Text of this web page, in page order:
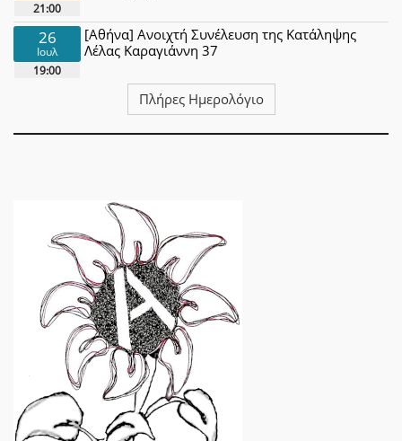
21:00
26
Ιουλ
19:00
[Αθήνα] Ανοιχτή Συνέλευση της Κατάληψης
Λέλας Καραγιάννη 37
Πλήρες Ημερολόγιο